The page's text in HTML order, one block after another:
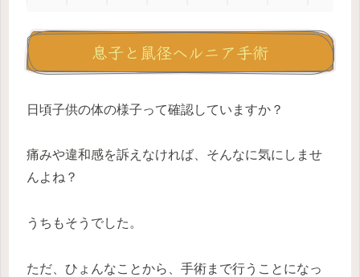
息子と鼠径ヘルニア手術
日頃子供の体の様子って確認していますか？
痛みや違和感を訴えなければ、そんなに気にしませ
んよね？
うちもそうでした。
ただ、ひょんなことから、手術まで行うことになっ